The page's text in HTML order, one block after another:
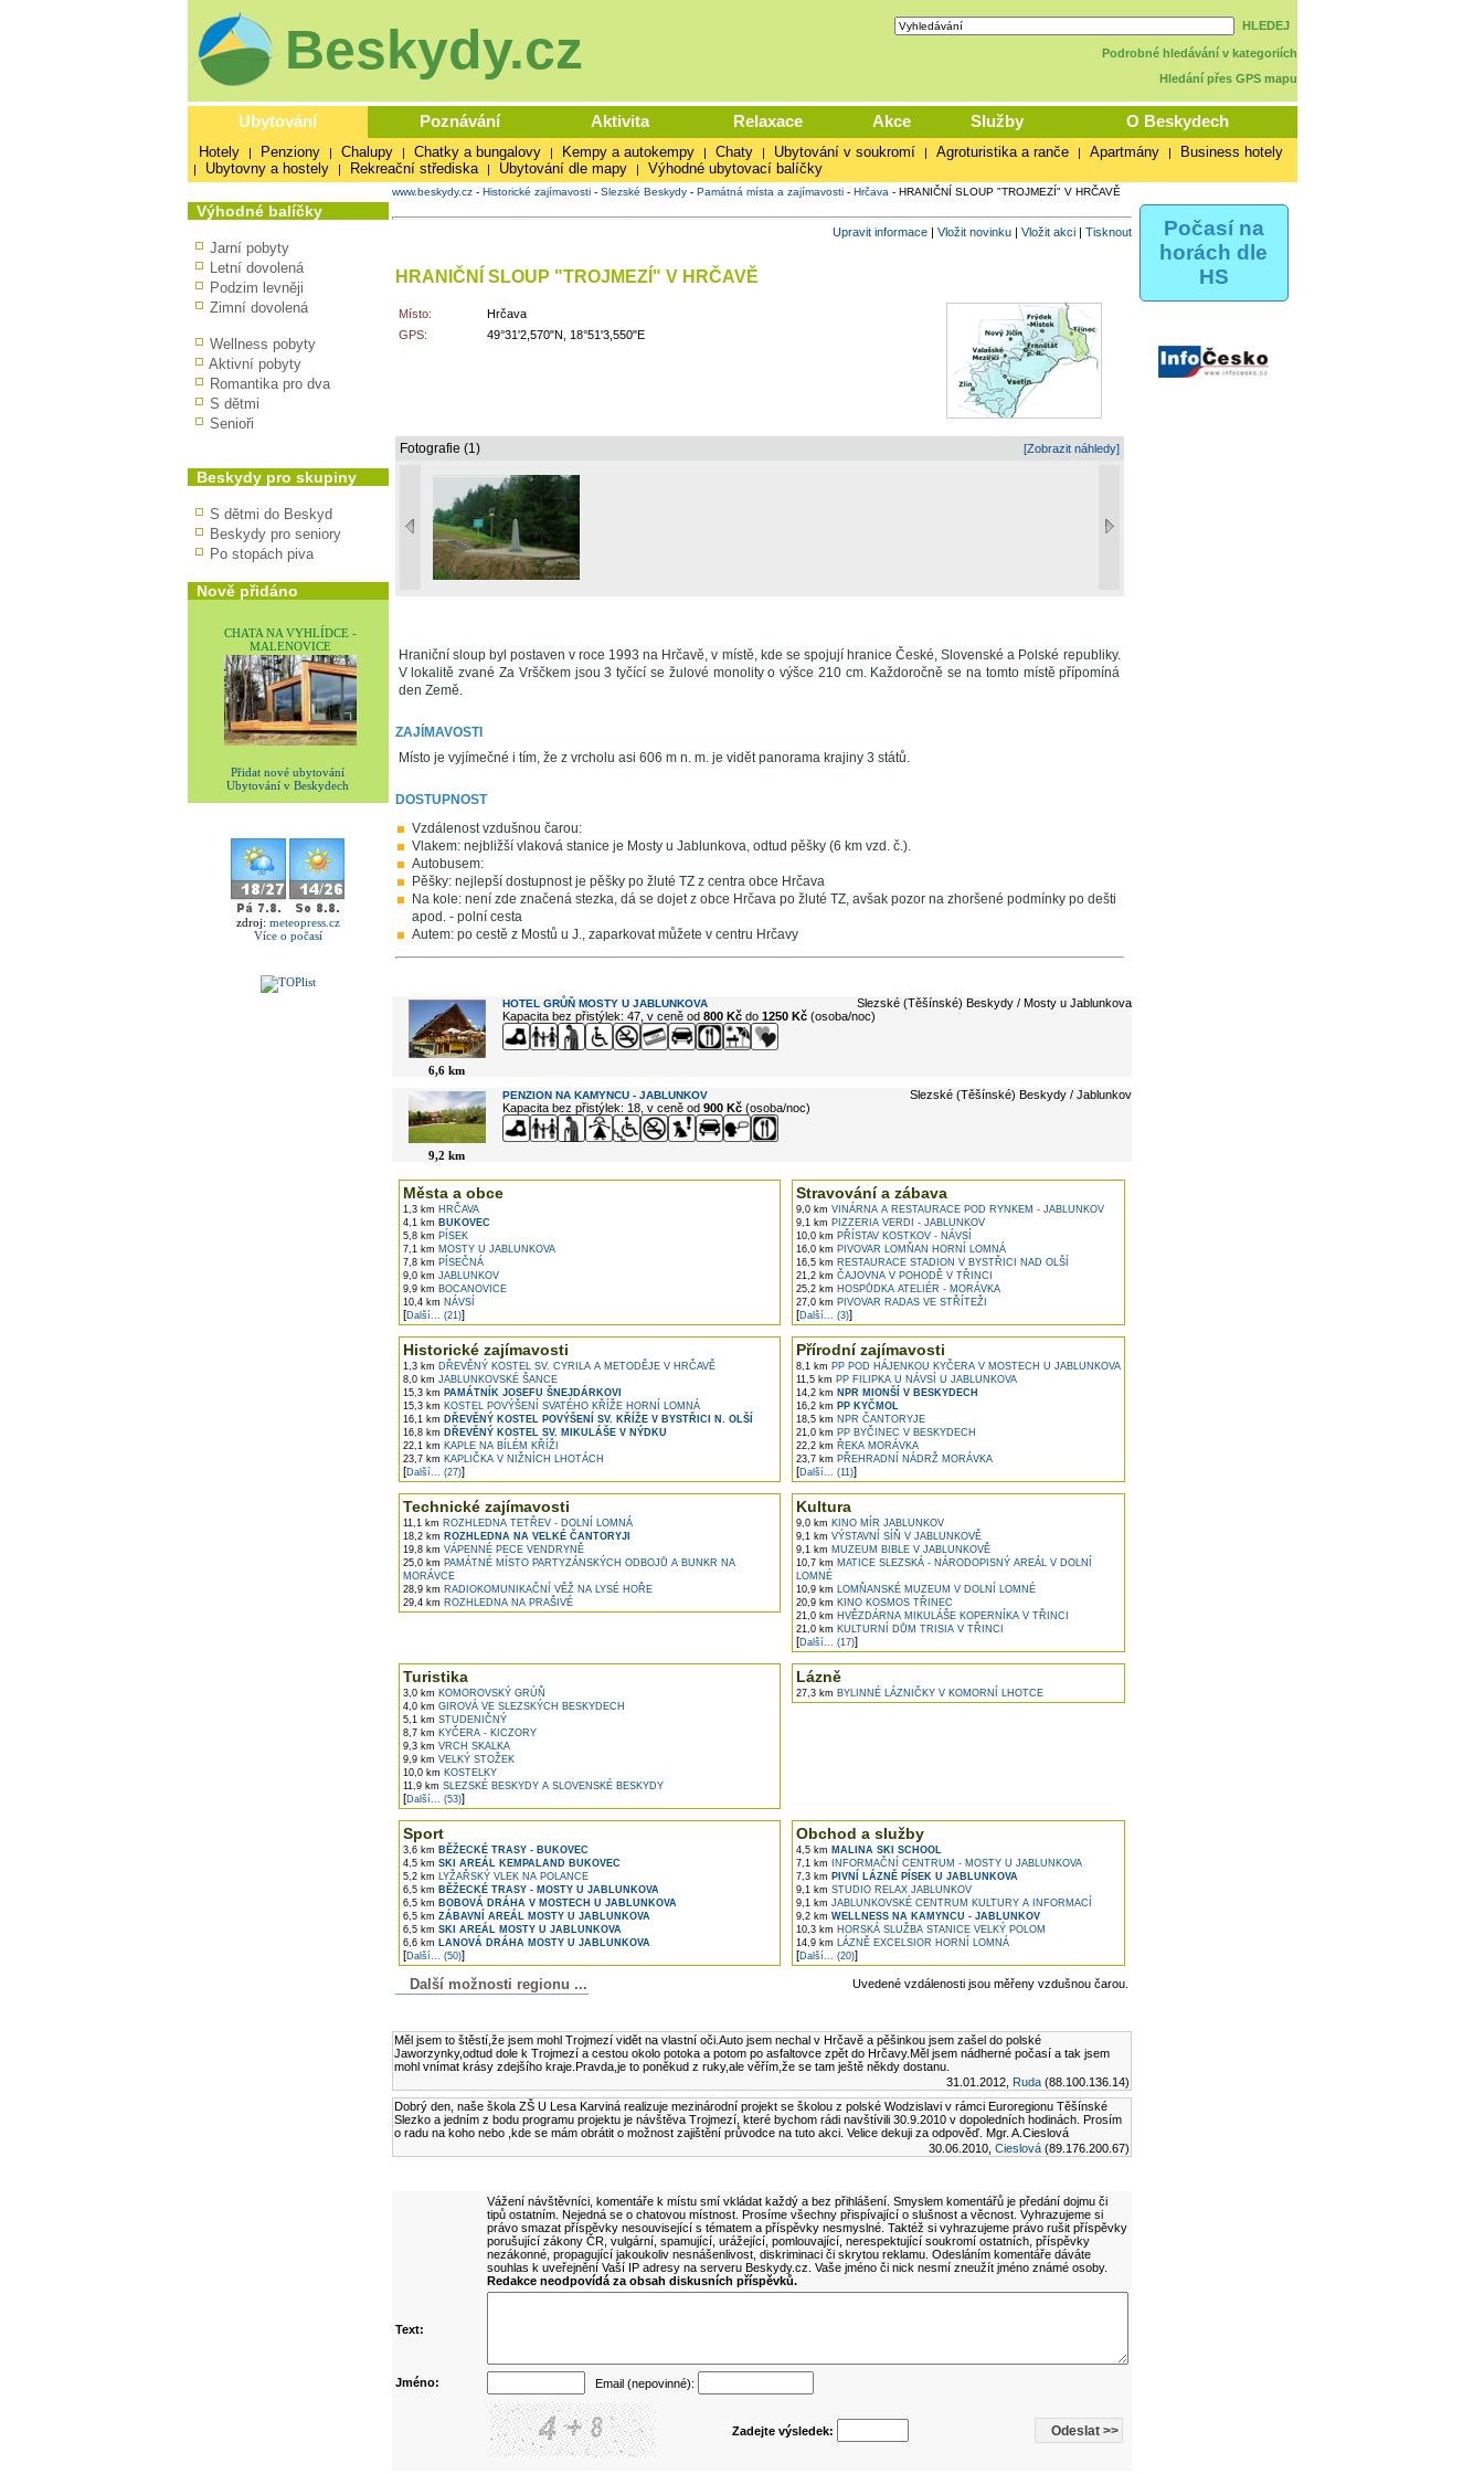
Beskydy.cz HLEDEJ
Podrobné hledávání v kategoriích
Hledání přes GPS mapu
Ubytování Poznávání Aktivita Relaxace Akce Služby O Beskydech
Hotely | Penziony | Chalupy | Chatky a bungalovy | Kempy a autokempy | Chaty | Ubytování v soukromí | Agroturistika a ranče | Apartmány | Business hotely
| Ubytovny a hostely | Rekreační střediska | Ubytování dle mapy | Výhodné ubytovací balíčky
Výhodné balíčky
Jarní pobyty
Letní dovolená
Podzim levněji
Zimní dovolená
Wellness pobyty
Aktivní pobyty
Romantika pro dva
S dětmi
Senioři
Beskydy pro skupiny
S dětmi do Beskyd
Beskydy pro seniory
Po stopách piva
Nově přidáno
CHATA NA VYHLÍDCE -
MALENOVICE
Přidat nové ubytování
Ubytování v Beskydech
zdroj: meteopress.cz
Více o počasí
www.beskydy.cz- Historické zajímavosti- Slezské Beskydy- Památná místa a zajímavosti- Hrčava - HRANIČNÍ SLOUP "TROJMEZÍ" V HRČAVĚ
Upravit informace| Vložit novinku| Vložit akci| Tisknout
HRANIČNÍ SLOUP "TROJMEZÍ" V HRČAVĚ
Místo:
Hrčava
GPS:
49°31'2,570"N, 18°51'3,550"E
Fotografie (1) [Zobrazit náhledy]
Hraniční sloup byl postaven v roce 1993 na Hrčavě, v místě, kde se spojují hranice České, Slovenské a Polské republiky.
V lokalitě zvané Za Vrščkem jsou 3 tyčící se žulové monolity o výšce 210 cm. Každoročně se na tomto místě přípomíná
den Země.
ZAJÍMAVOSTI
Místo je vyjímečné i tím, že z vrcholu asi 606 m n. m. je vidět panorama krajiny 3 států.
DOSTUPNOST
Vzdálenost vzdušnou čarou:
Vlakem: nejbližší vlaková stanice je Mosty u Jablunkova, odtud pěšky (6 km vzd. č.).
Autobusem:
Pěšky: nejlepší dostupnost je pěšky po žluté TZ z centra obce Hrčava
Na kole: není zde značená stezka, dá se dojet z obce Hrčava po žluté TZ, avšak pozor na zhoršené podmínky po dešti
apod. - polní cesta
Autem: po cestě z Mostů u J., zaparkovat můžete v centru Hrčavy
6,6 km
HOTEL GRŮŇ MOSTY U JABLUNKOVA
Slezské (Těšínské) Beskydy / Mosty u Jablunkova
Kapacita bez přistýlek: 47, v ceně od 800 Kčdo 1250 Kč(osoba/noc)
9,2 km
PENZION NA KAMYNCU - JABLUNKOV
Slezské (Těšínské) Beskydy / Jablunkov
Kapacita bez přistýlek: 18, v ceně od 900 Kč(osoba/noc)
Města a obce
1,3 km HRČAVA
4,1 km BUKOVEC
5,8 km PÍSEK
7,1 km MOSTY U JABLUNKOVA
7,8 km PÍSEČNÁ
9,0 km JABLUNKOV
9,9 km BOCANOVICE
10,4 km NÁVSÍ
[Další... (21)]
Stravování a zábava
9,0 km VINÁRNA A RESTAURACE POD RYNKEM - JABLUNKOV
9,1 km PIZZERIA VERDI - JABLUNKOV
10,0 km PŘÍSTAV KOSTKOV - NÁVSÍ
16,0 km PIVOVAR LOMŇAN HORNÍ LOMNÁ
16,5 km RESTAURACE STADION V BYSTŘICI NAD OLŠÍ
21,2 km ČAJOVNA V POHODĚ V TŘINCI
25,2 km HOSPŮDKA ATELIÉR - MORÁVKA
27,0 km PIVOVAR RADAS VE STŘÍTEŽI
[Další... (3)]
Historické zajímavosti
1,3 km DŘEVĚNÝ KOSTEL SV. CYRILA A METODĚJE V HRČAVĚ
8,0 km JABLUNKOVSKÉ ŠANCE
15,3 km PAMÁTNÍK JOSEFU ŠNEJDÁRKOVI
15,3 km KOSTEL POVÝŠENÍ SVATÉHO KŘÍŽE HORNÍ LOMNÁ
16,1 km DŘEVĚNÝ KOSTEL POVÝŠENÍ SV. KŘÍŽE V BYSTŘICI N. OLŠÍ
16,8 km DŘEVĚNÝ KOSTEL SV. MIKULÁŠE V NÝDKU
22,1 km KAPLE NA BÍLÉM KŘÍŽI
23,7 km KAPLIČKA V NIŽNÍCH LHOTÁCH
[Další... (27)]
Přírodní zajímavosti
8,1 km PP POD HÁJENKOU KYČERA V MOSTECH U JABLUNKOVA
11,5 km PP FILIPKA U NÁVSÍ U JABLUNKOVA
14,2 km NPR MIONŠÍ V BESKYDECH
16,2 km PP KYČMOL
18,5 km NPR ČANTORYJE
21,0 km PP BYČINEC V BESKYDECH
22,2 km ŘEKA MORÁVKA
23,7 km PŘEHRADNÍ NÁDRŽ MORÁVKA
[Další... (11)]
Technické zajímavosti
11,1 km ROZHLEDNA TETŘEV - DOLNÍ LOMNÁ
18,2 km ROZHLEDNA NA VELKÉ ČANTORYJI
19,8 km VÁPENNÉ PECE VENDRYNĚ
25,0 km PAMÁTNÉ MÍSTO PARTYZÁNSKÝCH ODBOJŮ A BUNKR NA
MORÁVCE
28,9 km RADIOKOMUNIKAČNÍ VĚŽ NA LYSÉ HOŘE
29,4 km ROZHLEDNA NA PRAŠIVÉ
Kultura
9,0 km KINO MÍR JABLUNKOV
9,1 km VÝSTAVNÍ SÍŇ V JABLUNKOVĚ
9,1 km MUZEUM BIBLE V JABLUNKOVĚ
10,7 km MATICE SLEZSKÁ - NÁRODOPISNÝ AREÁL V DOLNÍ
LOMNÉ
10,9 km LOMŇANSKÉ MUZEUM V DOLNÍ LOMNÉ
20,9 km KINO KOSMOS TŘINEC
21,0 km HVĚZDÁRNA MIKULÁŠE KOPERNÍKA V TŘINCI
21,0 km KULTURNÍ DŮM TRISIA V TŘINCI
[Další... (17)]
Turistika
3,0 km KOMOROVSKÝ GRÚŇ
4,0 km GIROVÁ VE SLEZSKÝCH BESKYDECH
5,1 km STUDENIČNÝ
8,7 km KYČERA - KICZORY
9,3 km VRCH SKALKA
9,9 km VELKÝ STOŽEK
10,0 km KOSTELKY
11,9 km SLEZSKÉ BESKYDY A SLOVENSKÉ BESKYDY
[Další... (53)]
Lázně
27,3 km BYLINNÉ LÁZNIČKY V KOMORNÍ LHOTCE
Sport
3,6 km BĚŽECKÉ TRASY - BUKOVEC
4,5 km SKI AREÁL KEMPALAND BUKOVEC
5,2 km LYŽAŘSKÝ VLEK NA POLANCE
6,5 km BĚŽECKÉ TRASY - MOSTY U JABLUNKOVA
6,5 km BOBOVÁ DRÁHA V MOSTECH U JABLUNKOVA
6,5 km ZÁBAVNÍ AREÁL MOSTY U JABLUNKOVA
6,5 km SKI AREÁL MOSTY U JABLUNKOVA
6,6 km LANOVÁ DRÁHA MOSTY U JABLUNKOVA
[Další... (50)]
Obchod a služby
4,5 km MALINA SKI SCHOOL
7,1 km INFORMAČNÍ CENTRUM - MOSTY U JABLUNKOVA
7,3 km PIVNÍ LÁZNĚ PÍSEK U JABLUNKOVA
9,1 km STUDIO RELAX JABLUNKOV
9,1 km JABLUNKOVSKÉ CENTRUM KULTURY A INFORMACÍ
9,2 km WELLNESS NA KAMYNCU - JABLUNKOV
10,3 km HORSKÁ SLUŽBA STANICE VELKÝ POLOM
14,9 km LÁZNĚ EXCELSIOR HORNÍ LOMNÁ
[Další... (20)]
Další možnosti regionu ... Uvedené vzdálenosti jsou měřeny vzdušnou čarou.
Měl jsem to štěstí,že jsem mohl Trojmezí vidět na vlastní oči.Auto jsem nechal v Hrčavě a pěšinkou jsem zašel do polské
Jaworzynky,odtud dole k Trojmezí a cestou okolo potoka a potom po asfaltovce zpět do Hrčavy.Měl jsem nádherné počasí a tak jsem
mohl vnímat krásy zdejšího kraje.Pravda,je to poněkud z ruky,ale věřím,že se tam ještě někdy dostanu.
31.01.2012, Ruda(88.100.136.14)
Dobrý den, naše škola ZŠ U Lesa Karviná realizuje mezinárodní projekt se školou z polské Wodzislavi v rámci Euroregionu Těšínské
Slezko a jedním z bodu programu projektu je návštěva Trojmezí, které bychom rádi navštívili 30.9.2010 v dopoledních hodinách. Prosím
o radu na koho nebo ,kde se mám obrátit o možnost zajištění průvodce na tuto akci. Velice dekuji za odpověď. Mgr. A.Cieslová
30.06.2010, Cieslová(89.176.200.67)
Vážení návštěvníci, komentáře k místu smí vkládat každý a bez přihlášení. Smyslem komentářů je předání dojmu či
tipů ostatním. Nejedná se o chatovou místnost. Prosíme všechny přispívající o slušnost a věcnost. Vyhrazujeme si
právo smazat příspěvky nesouvisející s tématem a příspěvky nesmyslné. Taktéž si vyhrazujeme právo rušit příspěvky
porušující zákony ČR, vulgární, spamující, urážející, pomlouvající, nerespektující soukromí ostatních, příspěvky
nezákonné, propagující jakoukoliv nesnášenlivost, diskriminaci či skrytou reklamu. Odesláním komentáře dáváte
souhlas k uveřejnění Vaší IP adresy na serveru Beskydy.cz. Vaše jméno či nick nesmí zneužít jméno známé osoby.
Redakce neodpovídá za obsah diskusních příspěvků.
Text:
Jméno: Email (nepovinné):
Zadejte výsledek:
Počasí na
horách dle
HS